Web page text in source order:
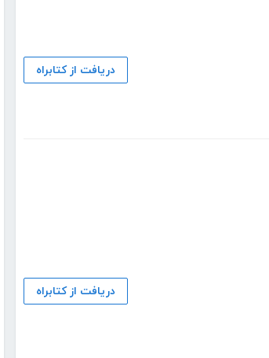
دریافت از کتابراه
دریافت از کتابراه